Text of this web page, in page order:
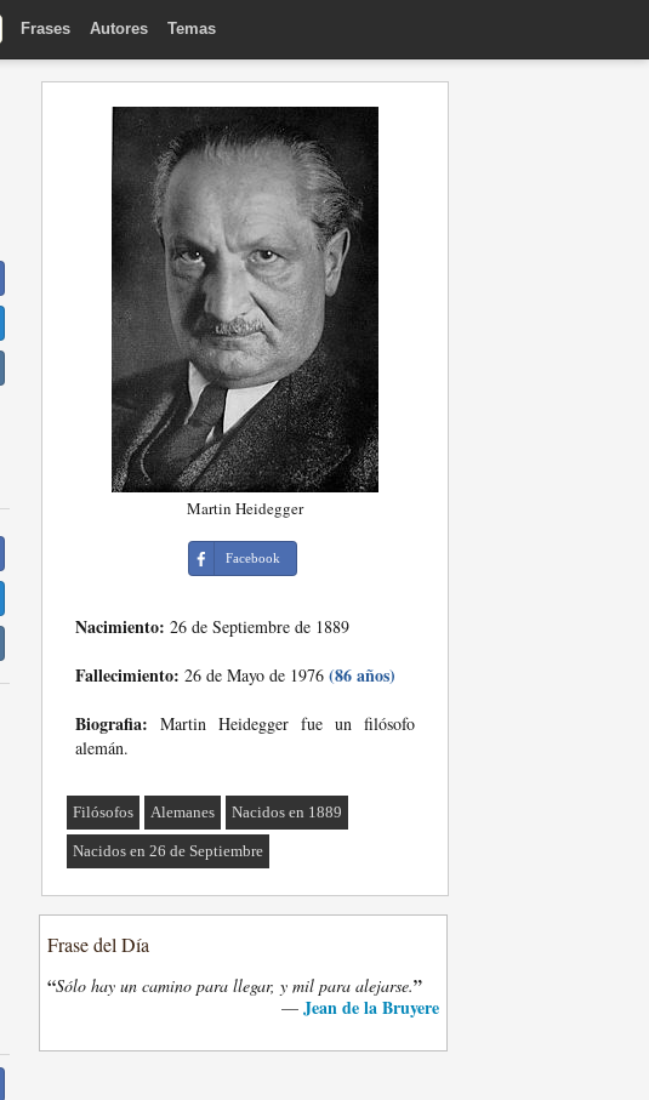
Frases Autores Temas
Martin Heidegger
Facebook
Nacimiento: 26 de Septiembre de 1889
Fallecimiento: 26 de Mayo de 1976 (86 años)
Biografia: Martin Heidegger fue un filósofo
alemán.
Filósofos Alemanes Nacidos en 1889
Nacidos en 26 de Septiembre
Frase del Día
“Sólo hay un camino para llegar, y mil para alejarse.”
— Jean de la Bruyere